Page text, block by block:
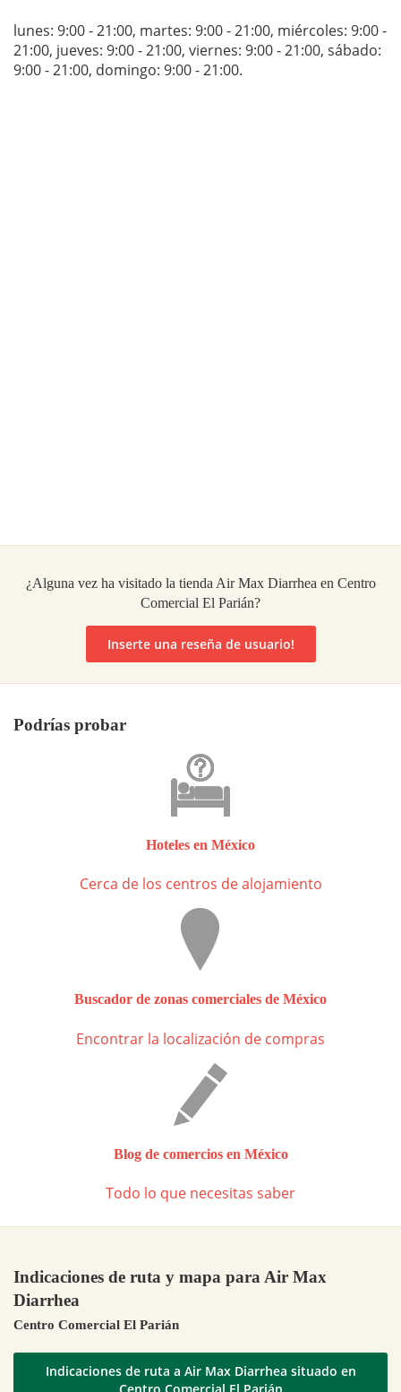
lunes: 9:00 - 21:00, martes: 9:00 - 21:00, miércoles: 9:00 -
21:00, jueves: 9:00 - 21:00, viernes: 9:00 - 21:00, sábado:
9:00 - 21:00, domingo: 9:00 - 21:00.
¿Alguna vez ha visitado la tienda Air Max Diarrhea en Centro
Comercial El Parián?
Inserte una reseña de usuario!
Podrías probar
Hoteles en México
Cerca de los centros de alojamiento
Buscador de zonas comerciales de México
Encontrar la localización de compras
Blog de comercios en México
Todo lo que necesitas saber
Indicaciones de ruta y mapa para Air Max
Diarrhea
Centro Comercial El Parián
Indicaciones de ruta a Air Max Diarrhea situado en